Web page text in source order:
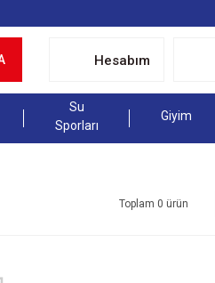
Hesabım
Su
Sporları
Giyim
Toplam 0 ürün